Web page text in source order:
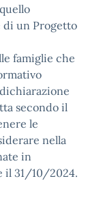
di un Progetto
famiglie che
secondo il
le
nella
in
il 31/10/2024.